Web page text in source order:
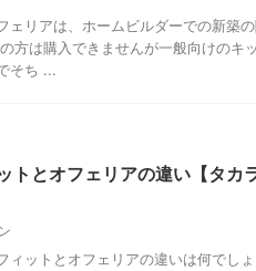
ェリアは、ホームビルダーでの新築
方は購入できませんが一般向けのキ
そち ...
トとオフェリアの違い【タカ
ィットとオフェリアの違いは何でし